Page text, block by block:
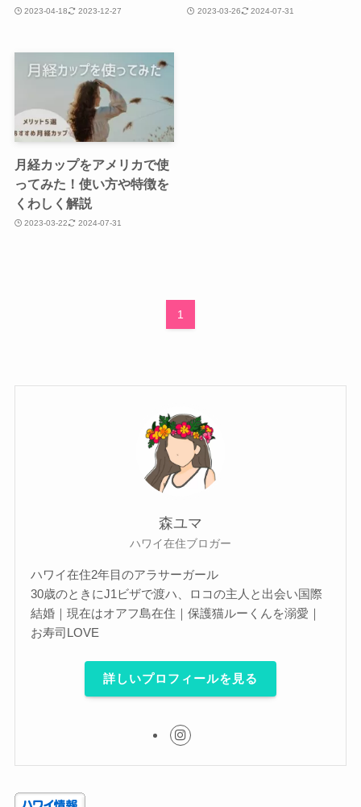
2023-04-18 2023-12-27 2023-03-26 2024-07-31
月経カップをアメリカで使
ってみた！使い方や特徴を
くわしく解説
2023-03-22 2024-07-31
1
森ユマ
ハワイ在住ブロガー
ハワイ在住2年目のアラサーガール
30歳のときにJ1ビザで渡ハ、ロコの主人と出会い国際
結婚｜現在はオアフ島在住｜保護猫ルーくんを溺愛｜
お寿司LOVE
詳しいプロフィールを見る